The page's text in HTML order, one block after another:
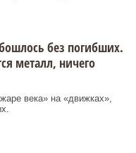
без погибших.
металл, ничего
века» на «движках»,